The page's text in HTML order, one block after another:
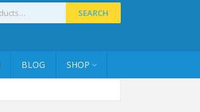
SEARCH
BLOG SHOP